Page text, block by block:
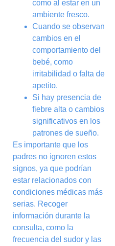
como al estar en un
ambiente fresco.
Cuando se observan
cambios en el
comportamiento del
bebé, como
irritabilidad o falta de
apetito.
Si hay presencia de
fiebre alta o cambios
significativos en los
patrones de sueño.
Es importante que los
padres no ignoren estos
signos, ya que podrían
estar relacionados con
condiciones médicas más
serias. Recoger
información durante la
consulta, como la
frecuencia del sudor y las